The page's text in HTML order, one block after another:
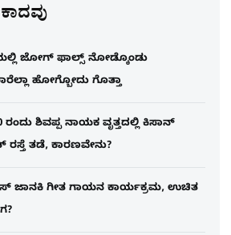
ಜೋಗ್​ ಫಾಲ್ಸ್​ ನೋಡ್ಕೊಂಡು
ಹೋಗ್ಬೋದು ಗೊತ್ತಾ
ರಂದು ಶಿವಪ್ಪ ನಾಯಕ ವೃತ್ತದಲ್ಲಿ ಕಿಸಾನ್
ತಡೆ, ಕಾರಣವೇನು?
ಜಾನಕಿ ಗೀತ ಗಾಯನ ಕಾರ್ಯಕ್ರಮ, ಉಚಿತ